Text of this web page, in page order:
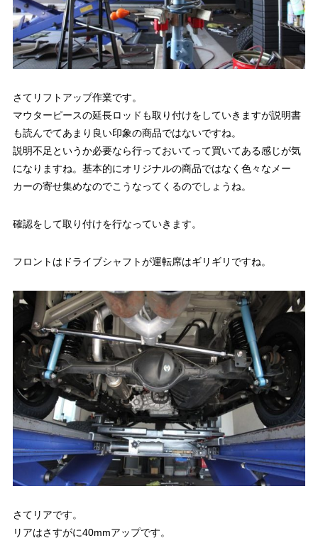
さてリフトアップ作業です。
マウターピースの延長ロッドも取り付けをしていきますが説明書
も読んでてあまり良い印象の商品ではないですね。
説明不足というか必要なら行っておいてって買いてある感じが気
になりますね。基本的にオリジナルの商品ではなく色々なメー
カーの寄せ集めなのでこうなってくるのでしょうね。
確認をして取り付けを行なっていきます。
フロントはドライブシャフトが運転席はギリギリですね。
さてリアです。
リアはさすがに40mmアップです。